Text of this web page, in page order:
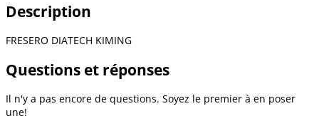
Description
FRESERO DIATECH KIMING
Questions et réponses
Il n'y a pas encore de questions. Soyez le premier à en poser
une!